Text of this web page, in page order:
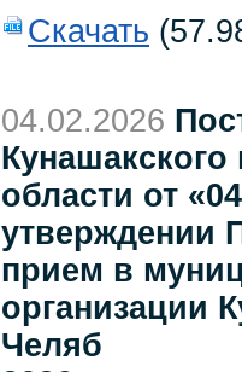
Скачать
04.02.2026
области от
утверждении
прием в
организации
Челяб